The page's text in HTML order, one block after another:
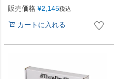
販売価格 ¥2,145税込
カートに入れる